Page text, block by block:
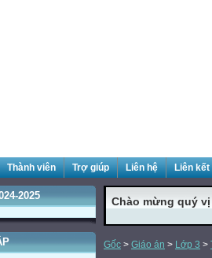
Thành viên Trợ giúp Liên hệ Liên
2025 Chào mừng quý
Gốc > Giáo án > Lớp 3 >